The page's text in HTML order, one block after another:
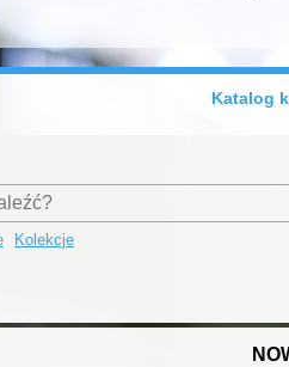
Katalog
Kolekcje